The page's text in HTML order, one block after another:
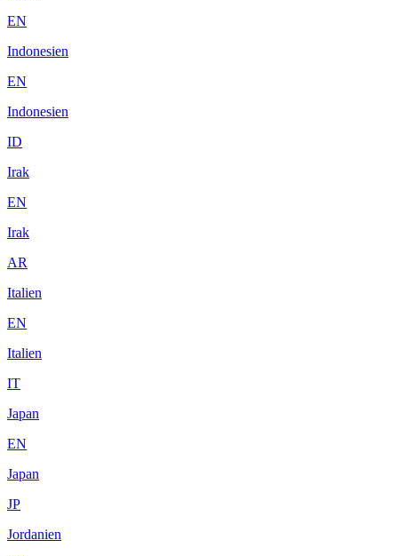
EN
Indonesien
EN
Indonesien
ID
Irak
EN
Irak
AR
Italien
EN
Italien
IT
Japan
EN
Japan
JP
Jordanien